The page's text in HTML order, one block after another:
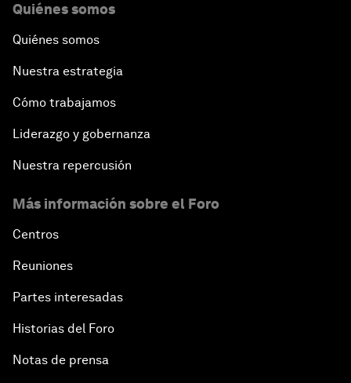
Quiénes somos
Quiénes somos
Nuestra estrategia
Cómo trabajamos
Liderazgo y gobernanza
Nuestra repercusión
Más información sobre el Foro
Centros
Reuniones
Partes interesadas
Historias del Foro
Notas de prensa